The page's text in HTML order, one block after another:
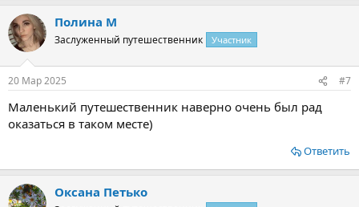
Полина М
Заслуженный путешественник Участник
20 Мар 2025 #7
Маленький путешественник наверно очень был рад
оказаться в таком месте)
Ответить
Оксана Петько